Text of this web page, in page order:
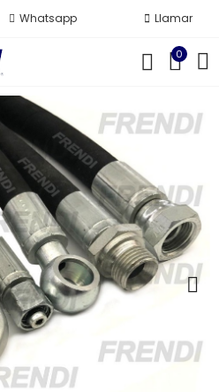
Whatsapp Llamar
0